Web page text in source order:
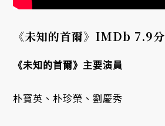
《未知的首爾》IMDb 7.9分
《未知的首爾》主要演員
朴寶英、朴珍榮、劉慶秀